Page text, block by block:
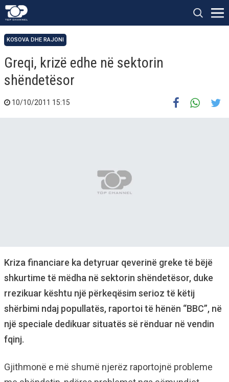
KOSOVA DHE RAJONI
Greqi, krizë edhe në sektorin
shëndetësor
10/10/2011 15:15
Kriza financiare ka detyruar qeverinë greke të bëjë
shkurtime të mëdha në sektorin shëndetësor, duke
rrezikuar kështu një përkeqësim serioz të këtij
shërbimi ndaj popullatës, raportoi të hënën “BBC”, në
një speciale dedikuar situatës së rënduar në vendin
fqinj.
Gjithmonë e më shumë njerëz raportojnë probleme